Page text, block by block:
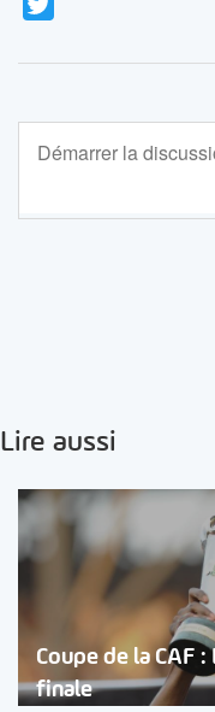
Lire aussi
Coupe de la CAF
finale